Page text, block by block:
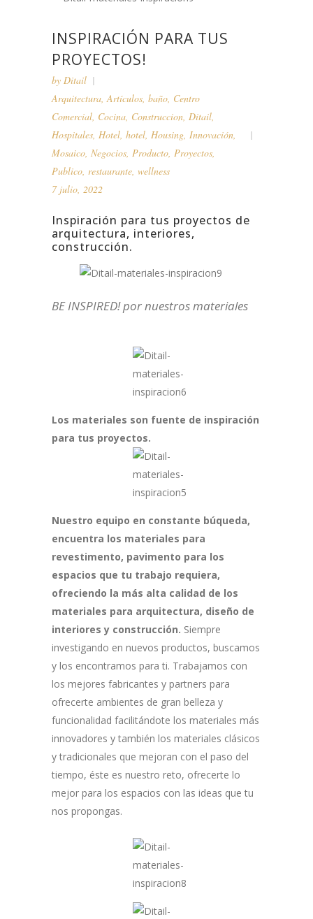
INSPIRACIÓN PARA TUS
PROYECTOS!
by Ditail
Arquitectura,Artículos, baño, Centro
Comercial, Cocina, Construccion, Ditail,
Hospitales, Hotel, hotel, Housing, Innovación,
Mosaico, Negocios, Producto, Proyectos,
Publico, restaurante, wellness
7 julio, 2022
Inspiración para tus proyectos de
arquitectura, interiores,
construcción.
BE INSPIRED! por nuestros materiales
Los materiales son fuente de inspiración
para tus proyectos.
Nuestro equipo en constante búqueda,
encuentra los materiales para
revestimento, pavimento para los
espacios que tu trabajo requiera,
ofreciendo la más alta calidad de los
materiales para arquitectura, diseño de
interiores y construcción. Siempre
investigando en nuevos productos, buscamos
y los encontramos para ti. Trabajamos con
los mejores fabricantes y partners para
ofrecerte ambientes de gran belleza y
funcionalidad facilitándote los materiales más
innovadores y también los materiales clásicos
y tradicionales que mejoran con el paso del
tiempo, éste es nuestro reto, ofrecerte lo
mejor para los espacios con las ideas que tu
nos propongas.